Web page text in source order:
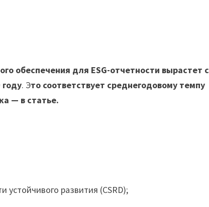
обеспечения для ESG-отчетности вырастет с
. Это соответствует среднегодовому темпу
— в статье.
устойчивого развития (CSRD);